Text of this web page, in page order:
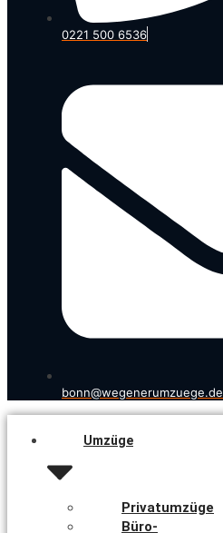
0221 500 6536
bonn@wegenerumzuege.de
Umzüge
Privatumzüge
Büro-